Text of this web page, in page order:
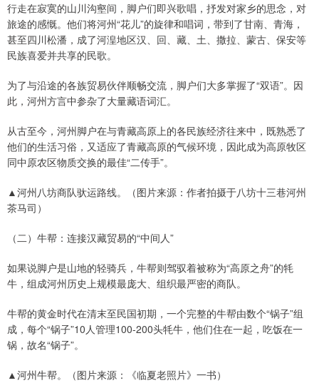
行走在寂寞的山川沟壑间，脚户们即兴歌唱，抒发对家乡的思念，对
旅途的感慨。他们将河州“花儿”的旋律和唱词，带到了甘南、青海，
甚至四川松潘，成了河湟地区汉、回、藏、土、撒拉、蒙古、保安等
民族喜爱并共享的民歌。
为了与沿途的各族贸易伙伴顺畅交流，脚户们大多掌握了“双语”。因
此，河州方言中参杂了大量藏语词汇。
从古至今，河州脚户在与青藏高原上的各民族经济往来中，既熟悉了
他们的生活习俗，又适应了青藏高原的气候环境，因此成为高原牧区
同中原农区物质交换的最佳“二传手”。
▲河州八坊商队驮运路线。（图片来源：作者拍摄于八坊十三巷河州
茶马司）
（二）牛帮：连接汉藏贸易的“中间人”
如果说脚户是山地的轻骑兵，牛帮则驾驭着被称为“高原之舟”的牦
牛，组成河州历史上规模最庞大、组织最严密的商队。
牛帮的黄金时代在清末至民国初期，一个完整的牛帮由数个“锅子”组
成，每个“锅子”10人管理100-200头牦牛，他们住在一起，吃饭在一
锅，故名“锅子”。
▲河州牛帮。（图片来源：《临夏老照片》一书）